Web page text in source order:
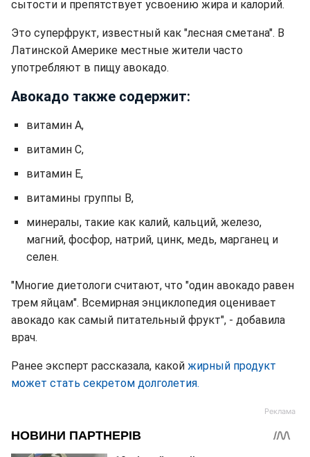
сытости и препятствует усвоению жира и калорий.
Это суперфрукт, известный как "лесная сметана". В
Латинской Америке местные жители часто
употребляют в пищу авокадо.
Авокадо также содержит:
витамин А,
витамин С,
витамин Е,
витамины группы В,
минералы, такие как калий, кальций, железо,
магний, фосфор, натрий, цинк, медь, марганец и
селен.
"Многие диетологи считают, что "один авокадо равен
трем яйцам". Всемирная энциклопедия оценивает
авокадо как самый питательный фрукт", - добавила
врач.
Ранее эксперт рассказала, какой жирный продукт
может стать секретом долголетия.